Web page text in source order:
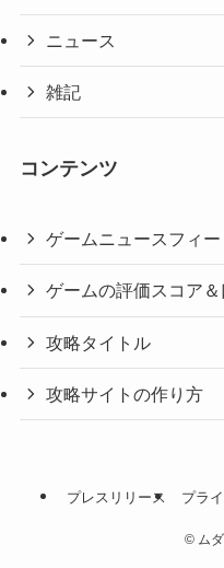
ニュース
雑記
コンテンツ
ゲームニュースフィー
ゲームの評価スコア
攻略タイトル
攻略サイトの作り方
プレスリリース プラ
©ムダ